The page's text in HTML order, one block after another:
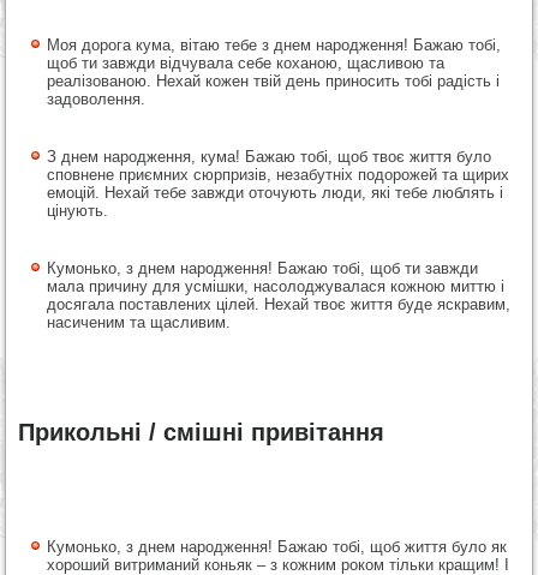
Моя дорога кума, вітаю тебе з днем народження! Бажаю тобі,
щоб ти завжди відчувала себе коханою, щасливою та
реалізованою. Нехай кожен твій день приносить тобі радість і
задоволення.
З днем народження, кума! Бажаю тобі, щоб твоє життя було
сповнене приємних сюрпризів, незабутніх подорожей та щирих
емоцій. Нехай тебе завжди оточують люди, які тебе люблять і
цінують.
Кумонько, з днем народження! Бажаю тобі, щоб ти завжди
мала причину для усмішки, насолоджувалася кожною миттю і
досягала поставлених цілей. Нехай твоє життя буде яскравим,
насиченим та щасливим.
Прикольні / смішні привітання
Кумонько, з днем народження! Бажаю тобі, щоб життя було як
хороший витриманий коньяк – з кожним роком тільки кращим! І